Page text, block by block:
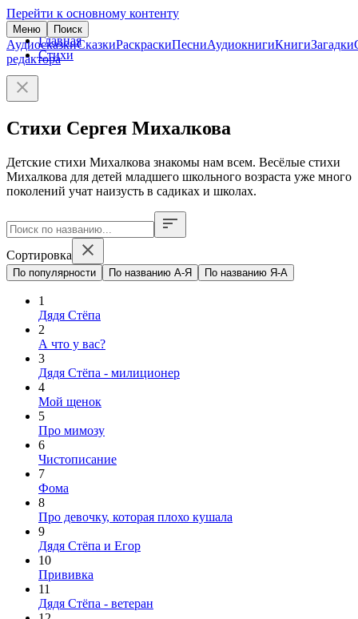
Перейти к основному контенту
Меню Поиск
АудиосказкиСказкиРаскраскиПесниАудиокнигиКнигиЗагадки
редактора
Главная
Стихи
Стихи Сергея Михалкова
Детские стихи Михалкова знакомы нам всем. Весёлые стихи
Михалкова для детей младшего школьного возраста уже много
поколений учат наизусть в садиках и школах.
Сортировка
По популярности По названию А-Я По названию Я-А
1
Дядя Стёпа
2
А что у вас?
3
Дядя Стёпа - милиционер
4
Мой щенок
5
Про мимозу
6
Чистописание
7
Фома
8
Про девочку, которая плохо кушала
9
Дядя Стёпа и Егор
10
Прививка
11
Дядя Стёпа - ветеран